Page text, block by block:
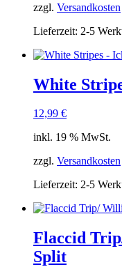
zzgl. Versandkosten
Lieferzeit: 2-5
White
12,99 €
inkl. 19 % MwSt.
zzgl. Versandkosten
Lieferzeit: 2-5
Flaccid
Split